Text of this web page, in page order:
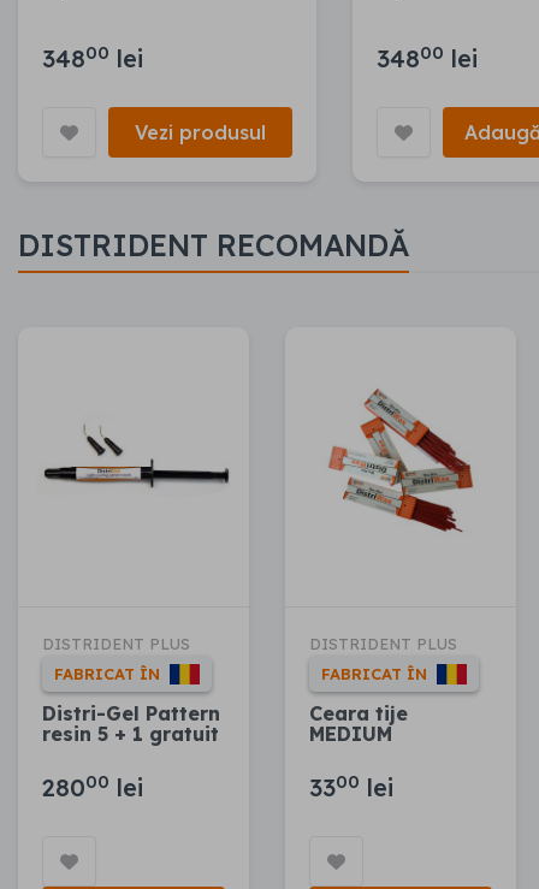
34800 lei
Vezi produsul
34800 lei
DISTRIDENT RECOMANDĂ
DISTRIDENT PLUS
FABRICAT ÎN
Distri-Gel Pattern
resin 5 + 1 gratuit
28000 lei
DISTRIDENT PLUS
FABRICAT ÎN
Ceara tije
MEDIUM
3300 lei